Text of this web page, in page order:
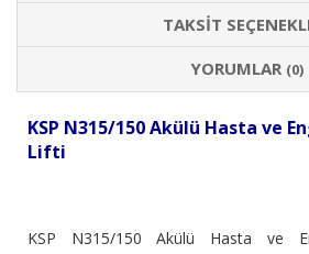
TAKSIT
YORUMLAR (0)
KSP N315/150 Akülü Hasta ve
Lifti
KSP N315/150 Akülü Hasta ve